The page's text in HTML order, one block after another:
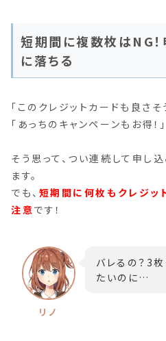
短期間に複数枚はNG
に落ちる
「このクレジットカードも良さそ
「あっちのキャンペーンもお得！」
そう思って、つい連続して申し
ます。
でも、 短期間に何枚もクレジッ
注意 です！
バレるの？3
たいのに…